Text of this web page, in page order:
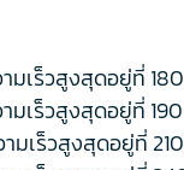
มเร็วสูงสุดอยู่ที่
มเร็วสูงสุดอยู่ที่
มเร็วสูงสุดอยู่ที่